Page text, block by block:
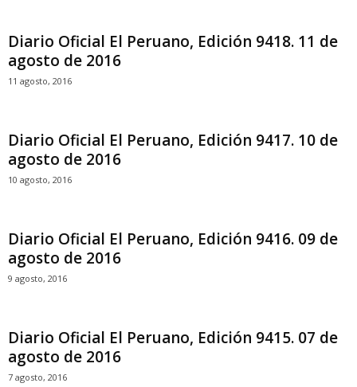
Diario Oficial El Peruano, Edición 9418. 11 de
agosto de 2016
11 agosto, 2016
Diario Oficial El Peruano, Edición 9417. 10 de
agosto de 2016
10 agosto, 2016
Diario Oficial El Peruano, Edición 9416. 09 de
agosto de 2016
9 agosto, 2016
Diario Oficial El Peruano, Edición 9415. 07 de
agosto de 2016
7 agosto, 2016